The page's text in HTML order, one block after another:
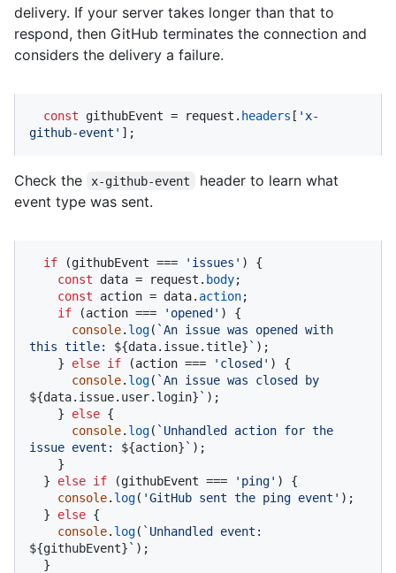
delivery. If your server takes longer than that to
respond, then GitHub terminates the connection and
considers the delivery a failure.
const githubEvent = request. headers [ 'x-
github-event' ];
Check the x-github-event
header to learn what
event type was sent.
if (githubEvent === 'issues' ) {
const data = request. body;
const action = data. action;
if (action === 'opened' ) {
console. log( `An issue was opened with
this title: ${data.issue.title}` );
    }
else if (action === 'closed' ) {
console. log(
${data.issue.user.login}` );
    }
else {
console. log( `Unhandled action for the
issue event: ${action}` );
  }
else if (githubEvent === 'ping' ) {
console. log( 'GitHub sent the ping event' );
  }
else {
console. log(
${githubEvent}` );